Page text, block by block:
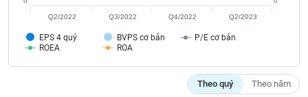
EPS 4 quý BVPS cơ bản
P/E cơ bản
ROEA
ROA
Q2/2022 Q3/2022 Q4/2022 Q2/2023
Theo quý Theo năm